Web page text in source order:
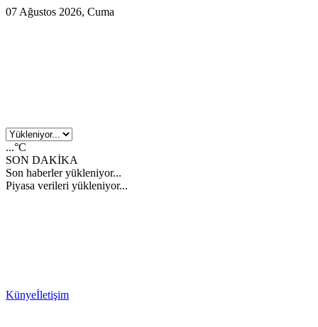
07 Ağustos 2026, Cuma
...°C
SON DAKİKA
Son haberler yükleniyor...
Piyasa verileri yükleniyor...
Künyeİletişim